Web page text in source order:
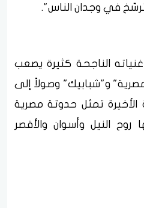
في وجدان الناس".
الناجحة كثيرة يصعب
و"شبابيك" وصولاً إلى
الأخيرة تمثل حدوتة مصرية
النيل وأسوان والأقصر